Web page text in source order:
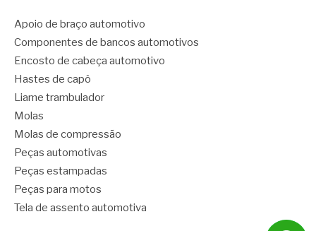
Apoio de braço automotivo
Componentes de bancos automotivos
Encosto de cabeça automotivo
Hastes de capô
Liame trambulador
Molas
Molas de compressão
Peças automotivas
Peças estampadas
Peças para motos
Tela de assento automotiva